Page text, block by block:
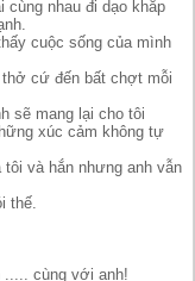
cùng nhau đi dạo khắp
cuộc sống của mình
thở cứ đến bất chợt mỗi
sẽ mang lại cho tôi
xúc cảm không tự
và hắn nhưng anh vẫn
thế.
..... cùng với anh!